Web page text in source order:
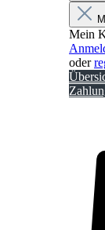
Mein
oder